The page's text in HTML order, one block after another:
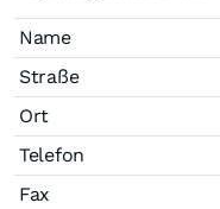
Name
Straße
Ort
Telefon
Fax